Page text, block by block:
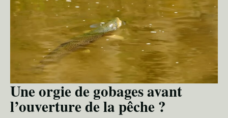
Une orgie de gobages avant
l’ouverture de la pêche ?